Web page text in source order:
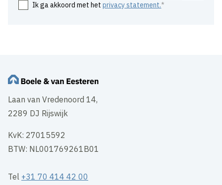
Ik ga akkoord met hetprivacy statement.
Laan van Vredenoord 14,
2289 DJ Rijswijk
KvK: 27015592
BTW: NL001769261B01
Tel +31 70 414 42 00